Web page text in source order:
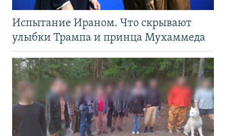
Испытание Ираном. Что скрывают
улыбки Трампа и принца Мухаммеда